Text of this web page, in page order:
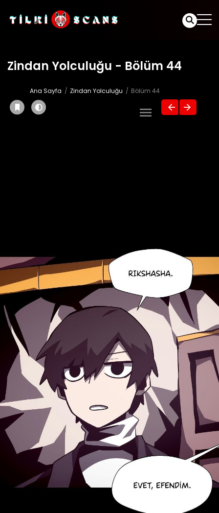
Zindan Yolculuğu - Bölüm 44
Ana Sayfa Zindan Yolculuğu Bölüm 44